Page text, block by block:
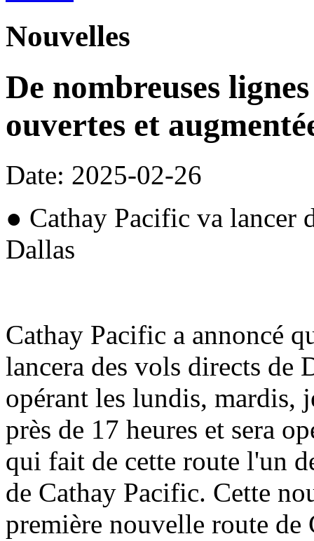
Nouvelles
De nombreuses
ouvertes et
Date: 2025-02-26
● Cathay Pacific va lancer
Dallas
Cathay Pacific a annoncé
lancera des vols directs
opérant les lundis, mardis,
près de 17 heures et sera
qui fait de cette route l'un
de Cathay Pacific. Cette
première nouvelle route